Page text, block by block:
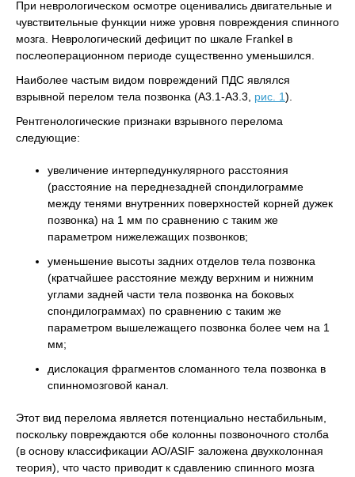
При неврологическом осмотре оценивались двигательные и
чувствительные функции ниже уровня повреждения спинного
мозга. Неврологический дефицит по шкале Frankel в
послеоперационном периоде существенно уменьшился.
Наиболее частым видом повреждений ПДС являлся
взрывной перелом тела позвонка (А3.1-А3.3, рис. 1).
Рентгенологические признаки взрывного перелома
следующие:
увеличение интерпедункулярного расстояния
(расстояние на переднезадней спондилограмме
между тенями внутренних поверхностей корней дужек
позвонка) на 1 мм по сравнению с таким же
параметром нижележащих позвонков;
уменьшение высоты задних отделов тела позвонка
(кратчайшее расстояние между верхним и нижним
углами задней части тела позвонка на боковых
спондилограммах) по сравнению с таким же
параметром вышележащего позвонка более чем на 1
мм;
дислокация фрагментов сломанного тела позвонка в
спинномозговой канал.
Этот вид перелома является потенциально нестабильным,
поскольку повреждаются обе колонны позвоночного столба
(в основу классификации AO/ASIF заложена двухколонная
теория), что часто приводит к сдавлению спинного мозга